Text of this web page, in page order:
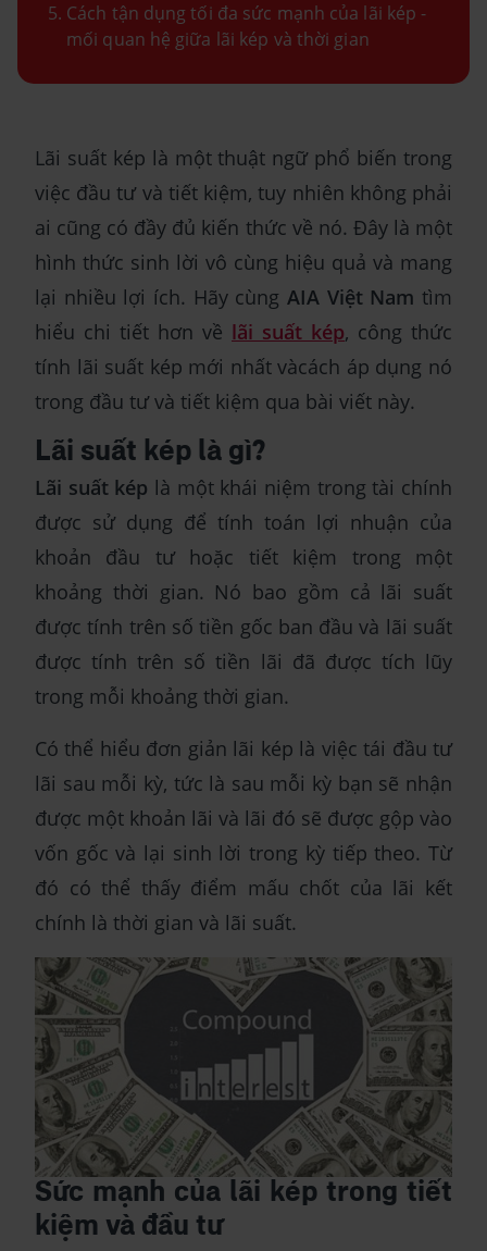
Cách tận dụng tối đa sức mạnh của lãi kép -
mối quan hệ giữa lãi kép và thời gian
Lãi suất kép là một thuật ngữ phổ biến trong
việc đầu tư và tiết kiệm, tuy nhiên không phải
ai cũng có đầy đủ kiến thức về nó. Đây là một
hình thức sinh lời vô cùng hiệu quả và mang
lại nhiều lợi ích. Hãy cùng AIA Việt Nam tìm
hiểu chi tiết hơn về lãi suất kép, công thức
tính lãi suất kép mới nhất vàcách áp dụng nó
trong đầu tư và tiết kiệm qua bài viết này.
Lãi suất kép là gì?
Lãi suất kép là một khái niệm trong tài chính
được sử dụng để tính toán lợi nhuận của
khoản đầu tư hoặc tiết kiệm trong một
khoảng thời gian. Nó bao gồm cả lãi suất
được tính trên số tiền gốc ban đầu và lãi suất
được tính trên số tiền lãi đã được tích lũy
trong mỗi khoảng thời gian.
Có thể hiểu đơn giản lãi kép là việc tái đầu tư
lãi sau mỗi kỳ, tức là sau mỗi kỳ bạn sẽ nhận
được một khoản lãi và lãi đó sẽ được gộp vào
vốn gốc và lại sinh lời trong kỳ tiếp theo. Từ
đó có thể thấy điểm mấu chốt của lãi kết
chính là thời gian và lãi suất.
Sức mạnh của lãi kép trong tiết
kiệm và đầu tư